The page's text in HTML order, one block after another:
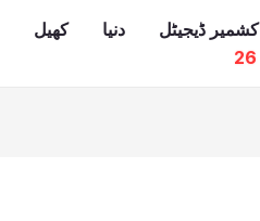
کشمیر ڈیجیٹل دنیا کھیل